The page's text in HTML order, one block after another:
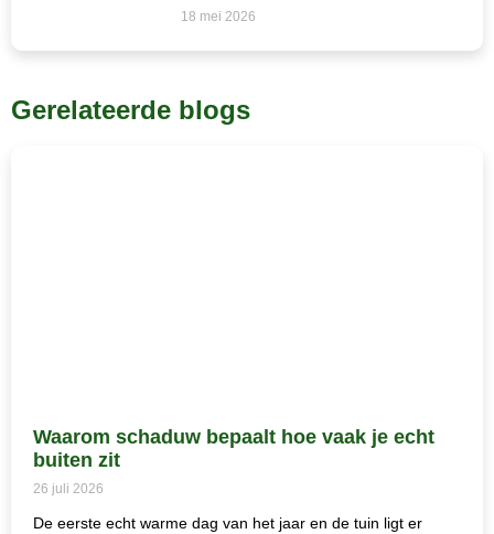
18 mei 2026
Gerelateerde blogs
Waarom schaduw bepaalt hoe vaak je echt
buiten zit
26 juli 2026
De eerste echt warme dag van het jaar en de tuin ligt er